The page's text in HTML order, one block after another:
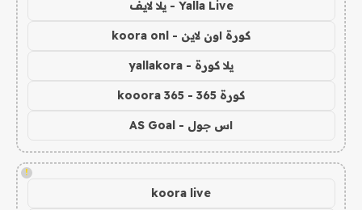
Yalla Live - يلا لايف
كورة اون لاين - koora onl
يلا كورة - yallakora
كورة 365 - kooora 365
اس جول - AS Goal
!
koora live